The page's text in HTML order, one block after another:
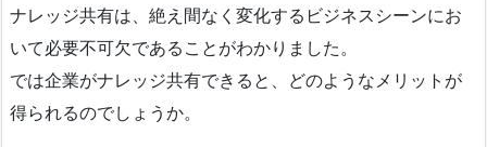
ナレッジ共有は、絶え間なく変化するビジネスシーンにお
いて必要不可欠であることがわかりました。
では企業がナレッジ共有できると、どのようなメリットが
得られるのでしょうか。